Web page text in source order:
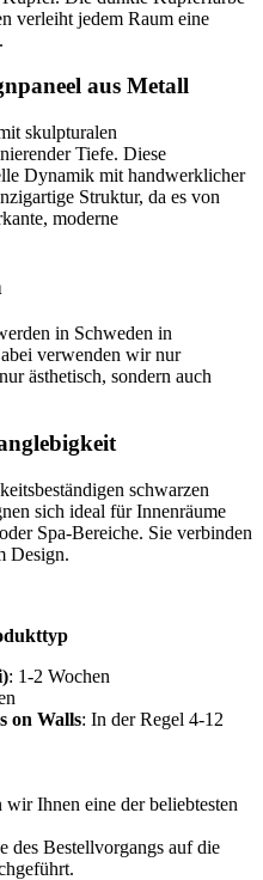
verleiht jedem Raum eine
aus Metall
skulpturalen
Tiefe. Diese
Dynamik mit handwerklicher
Struktur, da es von
moderne
in Schweden in
verwenden wir nur
ästhetisch, sondern auch
schwarzen
sich ideal für Innenräume
Spa-Bereiche. Sie verbinden
Design.
: 1-2 Wochen
on Walls: In der Regel 4-12
Ihnen eine der beliebtesten
des Bestellvorgangs auf die